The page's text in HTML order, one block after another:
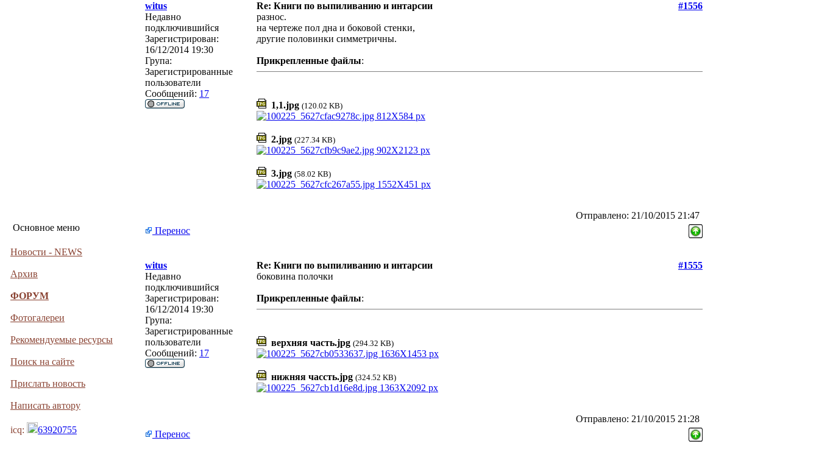
Основное меню
Новости - NEWS
Архив
ФОРУМ
Фотогалереи
Рекомендуемые ресурсы
Поиск на сайте
Прислать новость
Написать автору
icq: 63920755
witus Re: Книги по выпиливанию и интарсии
#1556
Недавно
подключившийся
Зарегистрирован:
16/12/2014 19:30
Група:
Зарегистрированные
пользователи
Сообщений: 17
разнос.
на чертеже пол дна и боковой стенки,
другие половинки симметричны.
Прикрепленные файлы:
1,1.jpg (120.02 KB)
2.jpg (227.34 KB)
3.jpg (58.02 KB)
Отправлено: 21/10/2015 21:47
Перенос
witus Re: Книги по выпиливанию и интарсии
#1555
Недавно
подключившийся
Зарегистрирован:
16/12/2014 19:30
Група:
Зарегистрированные
пользователи
Сообщений: 17
боковина полочки
Прикрепленные файлы:
верхняя часть.jpg (294.32 KB)
нижняя чассть.jpg (324.52 KB)
Отправлено: 21/10/2015 21:28
Перенос